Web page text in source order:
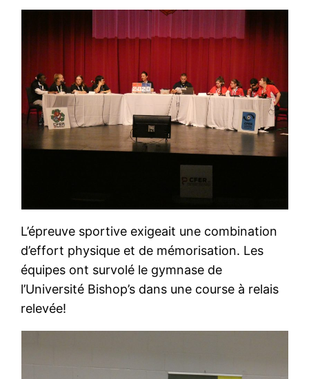
L’épreuve sportive exigeait une combination
d’effort physique et de mémorisation. Les
équipes ont survolé le gymnase de
l’Université Bishop’s dans une course à relais
relevée!